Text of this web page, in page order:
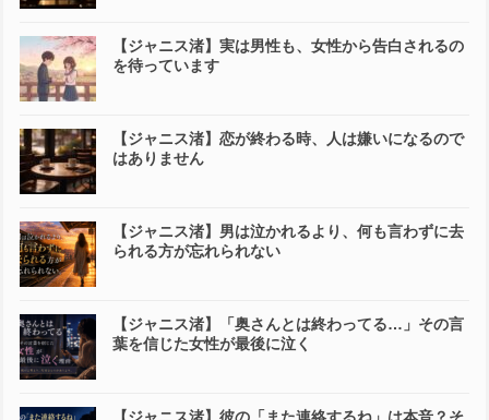
【ジャニス渚】実は男性も、女性から告白されるの
を待っています
【ジャニス渚】恋が終わる時、人は嫌いになるので
はありません
【ジャニス渚】男は泣かれるより、何も言わずに去
られる方が忘れられない
【ジャニス渚】「奥さんとは終わってる…」その言
葉を信じた女性が最後に泣く